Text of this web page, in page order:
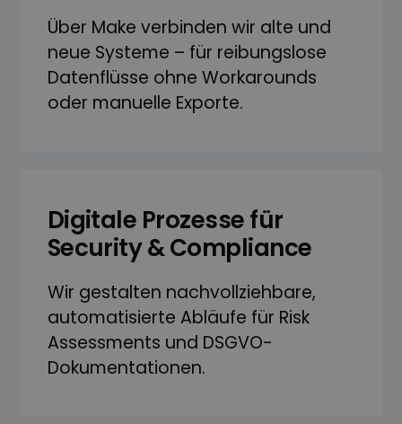
Über Make verbinden wir alte und
neue Systeme – für reibungslose
Daten­flüsse ohne Work­arounds
oder manuelle Exporte.
Digitale Prozesse für
Security & Compliance
Wir gestalten nachvoll­ziehbare,
automatisierte Abläufe für Risk
Assessments und DSGVO-
Dokumentationen.